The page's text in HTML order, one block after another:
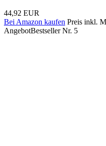
44,92 EUR
Bei Amazon kaufen Preis inkl.
AngebotBestseller Nr. 5